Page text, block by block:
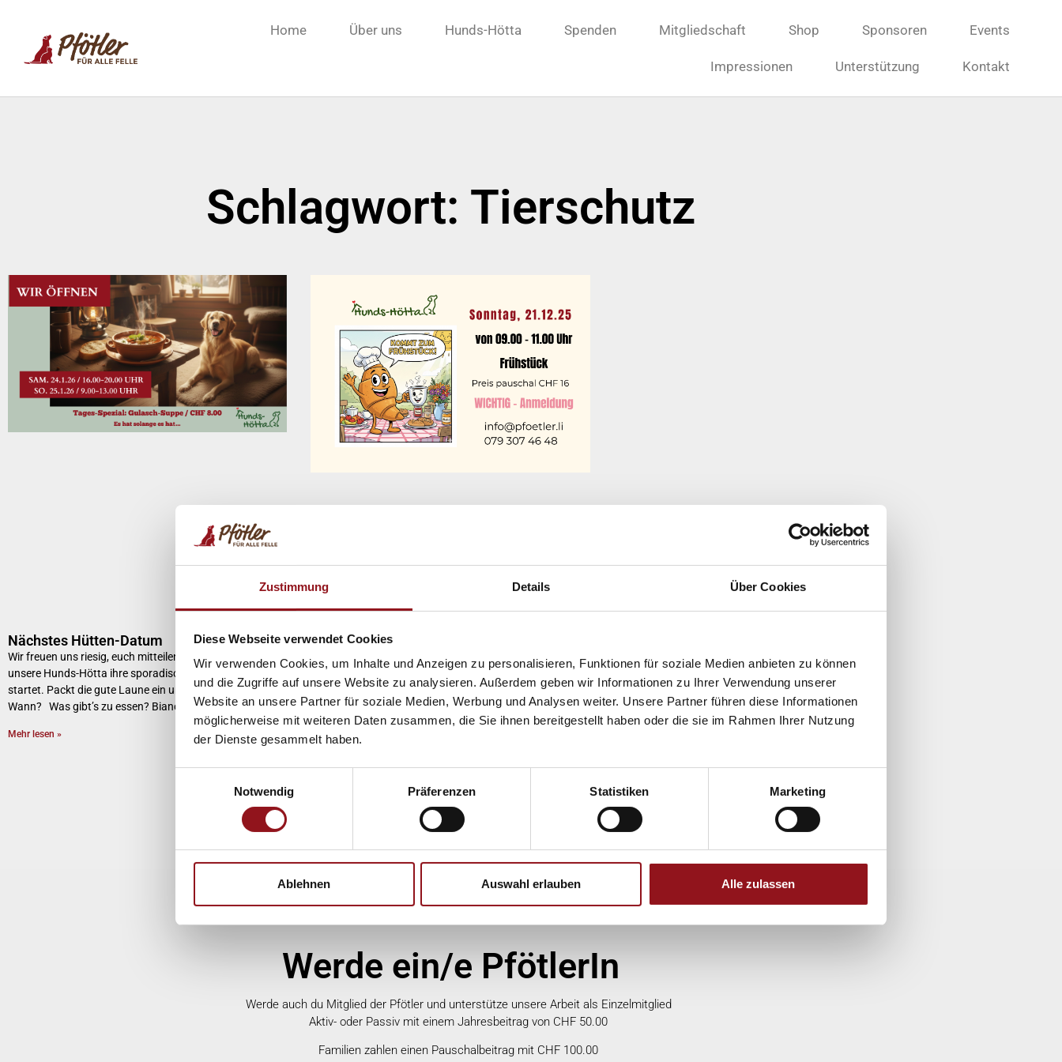
Zustimmung Details Über Cookies
Diese Webseite verwendet Cookies
Wir verwenden Cookies, um Inhalte und Anzeigen zu personalisieren, Funktionen für soziale Medien anbieten zu können
und die Zugriffe auf unsere Website zu analysieren. Außerdem geben wir Informationen zu Ihrer Verwendung unserer
Website an unsere Partner für soziale Medien, Werbung und Analysen weiter. Unsere Partner führen diese Informationen
möglicherweise mit weiteren Daten zusammen, die Sie ihnen bereitgestellt haben oder die sie im Rahmen Ihrer Nutzung
der Dienste gesammelt haben.
Notwendig
Präferenzen Statistiken Marketing
Ablehnen Auswahl erlauben Alle zulassen
Home Über uns Hunds-Hötta Spenden Mitgliedschaft Shop Sponsoren Events
Impressionen Unterstützung Kontakt
Schlagwort: Tierschutz
Nächstes Hütten-Datum
Wir freuen uns riesig, euch mitteilen zu können, dass
unsere Hunds-Hötta ihre sporadischen Öffnungszeiten
startet. Packt die gute Laune ein und kommt vorbei!
Wann? Was gibt’s zu essen? Bianca verzaubert
Mehr lesen »
Pfötler-Frühstück am 21.12.25
Liebe Freunde Wir haben eine wundervolle Eröffnung
erleben und feiern dürfen. Am kommenden Sonntag,
21.12.25 starten wir gemütlich in den Sonntag mit einem
feinen Frühstück. Möchtest du dabei sein? dann
Werde ein/e PfötlerIn
Werde auch du Mitglied der Pfötler und unterstütze unsere Arbeit als Einzelmitglied
Aktiv- oder Passiv mit einem Jahresbeitrag von CHF 50.00
Familien zahlen einen Pauschalbeitrag mit CHF 100.00